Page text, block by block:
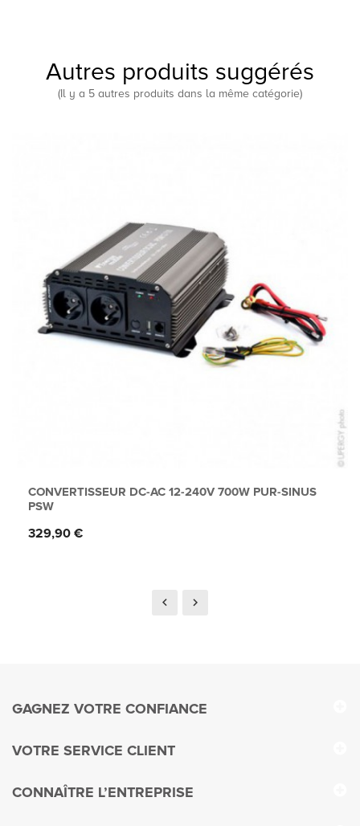
Autres produits suggérés
(Il y a 5 autres produits dans la même catégorie)
CONVERTISSEUR DC-AC 12-240V 700W PUR-SINUS
PSW
Prix
329,90 €
GAGNEZ VOTRE CONFIANCE
VOTRE SERVICE CLIENT
CONNAÎTRE L’ENTREPRISE